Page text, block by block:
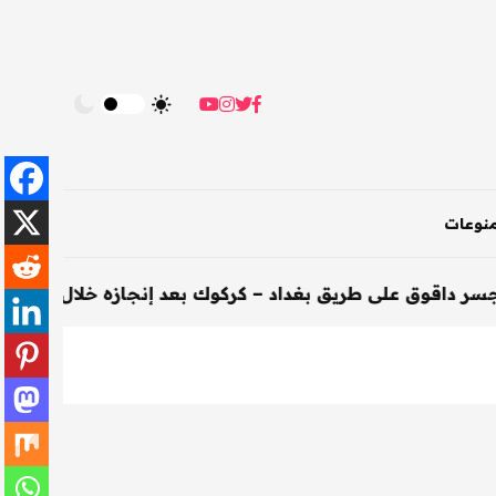
طريق بغداد – كركوك بعد إنجازه خلال 200 يوم - الأخبار